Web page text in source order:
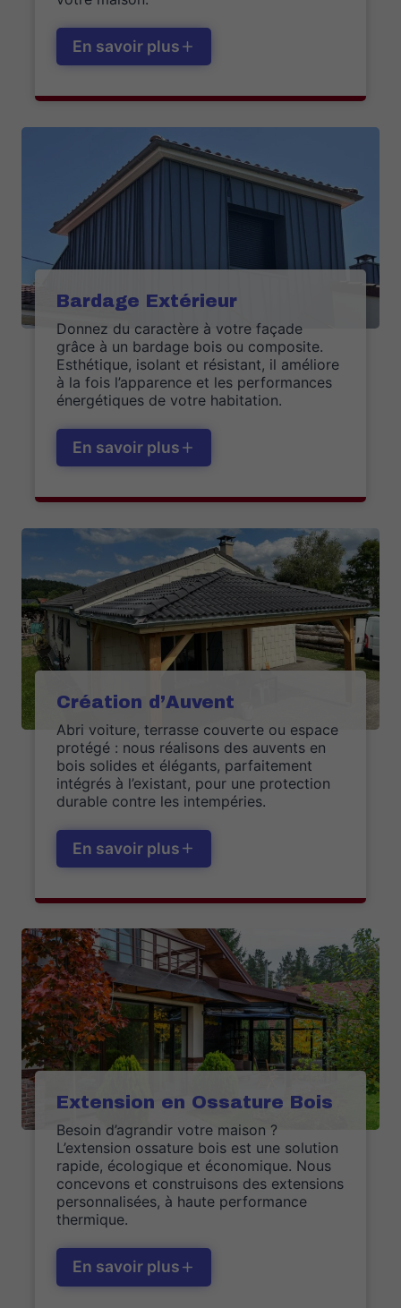
En savoir plus
Bardage Extérieur
Donnez du caractère à votre façade
grâce à un bardage bois ou composite.
Esthétique, isolant et résistant, il améliore
à la fois l’apparence et les performances
énergétiques de votre habitation.
En savoir plus
Création d’Auvent
Abri voiture, terrasse couverte ou espace
protégé : nous réalisons des auvents en
bois solides et élégants, parfaitement
intégrés à l’existant, pour une protection
durable contre les intempéries.
En savoir plus
Extension en Ossature Bois
Besoin d’agrandir votre maison ?
L’extension ossature bois est une solution
rapide, écologique et économique. Nous
concevons et construisons des extensions
personnalisées, à haute performance
thermique.
En savoir plus